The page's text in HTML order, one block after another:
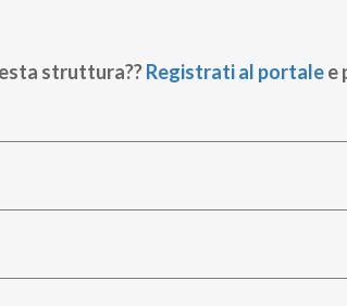
struttura??Registrati al portalee